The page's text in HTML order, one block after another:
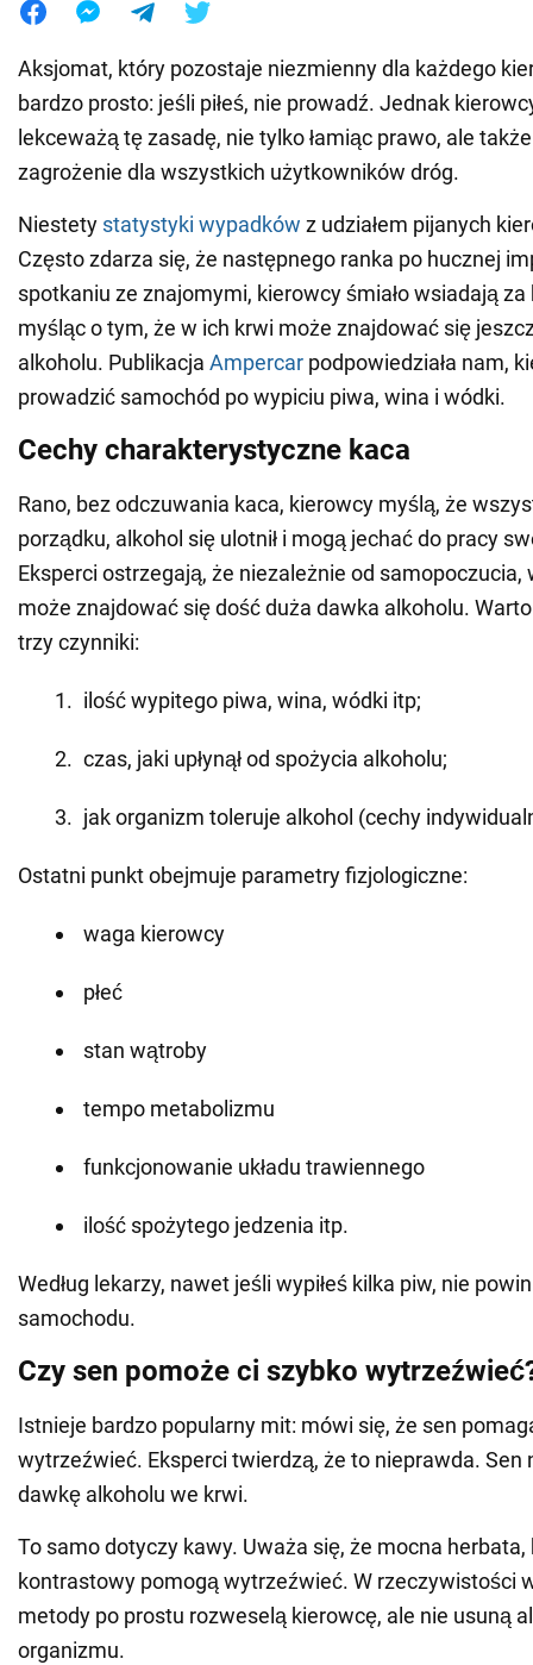
Aksjomat, który pozostaje niezmienny dla każdego
bardzo prosto: jeśli piłeś, nie prowadź. Jednak
lekceważą tę zasadę, nie tylko łamiąc prawo, ale
zagrożenie dla wszystkich użytkowników dróg.
Niestety statystyki wypadków z udziałem pijanych
Często zdarza się, że następnego ranka po hucznej
spotkaniu ze znajomymi, kierowcy śmiało wsiadają
myśląc o tym, że w ich krwi może znajdować się
alkoholu. Publikacja Ampercar podpowiedziała nam,
prowadzić samochód po wypiciu piwa, wina i wódki.
Cechy charakterystyczne kaca
Rano, bez odczuwania kaca, kierowcy myślą, że
porządku, alkohol się ulotnił i mogą jechać do pracy
Eksperci ostrzegają, że niezależnie od samopoczucia,
może znajdować się dość duża dawka alkoholu.
trzy czynniki:
ilość wypitego piwa, wina, wódki itp;
czas, jaki upłynął od spożycia alkoholu;
jak organizm toleruje alkohol (cechy
Ostatni punkt obejmuje parametry fizjologiczne:
waga kierowcy
płeć
stan wątroby
tempo metabolizmu
funkcjonowanie układu trawiennego
ilość spożytego jedzenia itp.
Według lekarzy, nawet jeśli wypiłeś kilka piw, nie
samochodu.
Czy sen pomoże ci szybko
Istnieje bardzo popularny mit: mówi się, że sen
wytrzeźwieć. Eksperci twierdzą, że to nieprawda. Sen
dawkę alkoholu we krwi.
To samo dotyczy kawy. Uważa się, że mocna
kontrastowy pomogą wytrzeźwieć. W rzeczywistości
metody po prostu rozweselą kierowcę, ale nie usuną
organizmu.